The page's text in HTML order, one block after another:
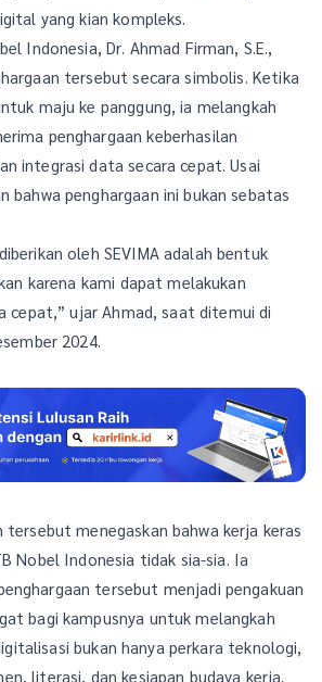
yang kian kompleks.
Indonesia, Dr. Ahmad Firman, S.E.,
tersebut secara simbolis. Ketika
maju ke panggung, ia melangkah
penghargaan keberhasilan
integrasi data secara cepat. Usai
bahwa penghargaan ini bukan sebatas
oleh SEVIMA adalah bentuk
karena kami dapat melakukan
cepat,” ujar Ahmad, saat ditemui di
2024.
tersebut menegaskan bahwa kerja keras
Nobel Indonesia tidak sia-sia. Ia
tersebut menjadi pengakuan
bagi kampusnya untuk melangkah
bukan hanya perkara teknologi,
literasi, dan kesiapan budaya kerja.